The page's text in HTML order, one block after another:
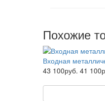
Похожие
Входная
43 100руб. 41